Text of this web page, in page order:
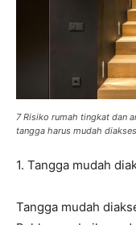
7 Risiko rumah tingkat dan
tangga harus mudah
1. Tangga mudah
Tangga mudah